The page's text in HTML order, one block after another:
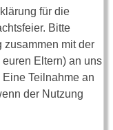
für die
Bitte
zusammen mit der
Eltern) an uns
Teilnahme an
der Nutzung